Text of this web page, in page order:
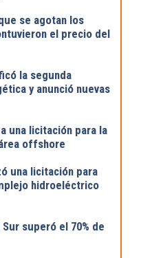
se agotan los
el precio del
la segunda
y anunció nuevas
una licitación para la
offshore
una licitación para
hidroeléctrico
superó el 70% de